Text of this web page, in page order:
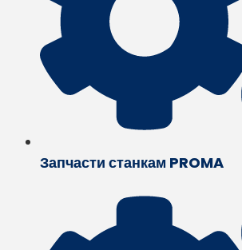
Запчасти станкам PROMA